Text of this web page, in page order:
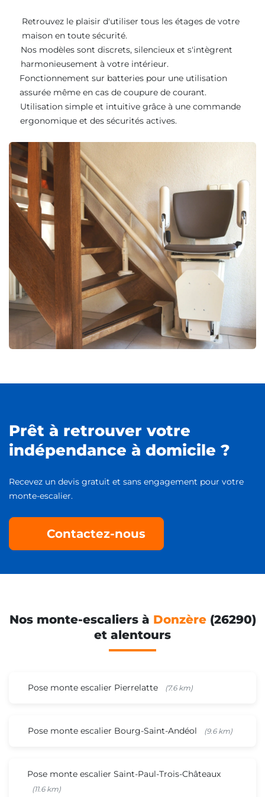
Retrouvez le plaisir d'utiliser tous les étages de votre
maison en toute sécurité.
Nos modèles sont discrets, silencieux et s'intègrent
harmonieusement à votre intérieur.
Fonctionnement sur batteries pour une utilisation
assurée même en cas de coupure de courant.
Utilisation simple et intuitive grâce à une commande
ergonomique et des sécurités actives.
Prêt à retrouver votre
indépendance à domicile ?
Recevez un devis gratuit et sans engagement pour votre
monte-escalier.
Contactez-nous
Nos monte-escaliers à Donzère(26290)
et alentours
Pose monte escalier Pierrelatte (7.6 km)
Pose monte escalier Bourg-Saint-Andéol (9.6 km)
Pose monte escalier Saint-Paul-Trois-Châteaux
(11.6 km)